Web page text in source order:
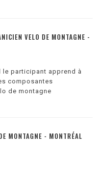
VELO DE MONTAGNE -
le participant apprend à
composantes
de montagne
MONTAGNE - MONTRÉAL